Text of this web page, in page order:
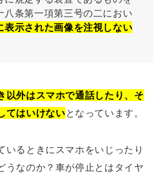
八条第一項第三号の二におい
表示された画像を注視しない
以外はスマホで通話したり、そ
てはいけないとなっています。
いるときにスマホをいじったり
うなのか？車が停止とはタイヤ